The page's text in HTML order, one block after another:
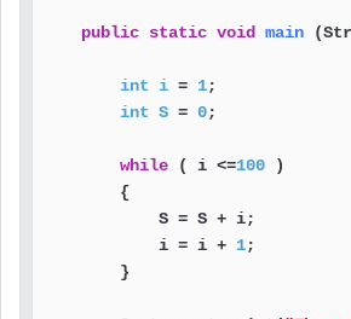
public static void main
int i = 1;
int S = 0;
while ( i <=100 )
        {
            S = S + i;
            i = i +
1;
        }